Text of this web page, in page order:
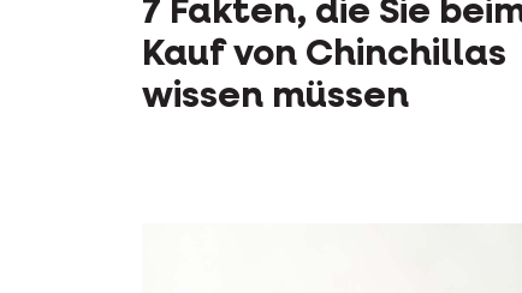
7 Fakten, die Sie
Kauf von Chinchillas
wissen müssen